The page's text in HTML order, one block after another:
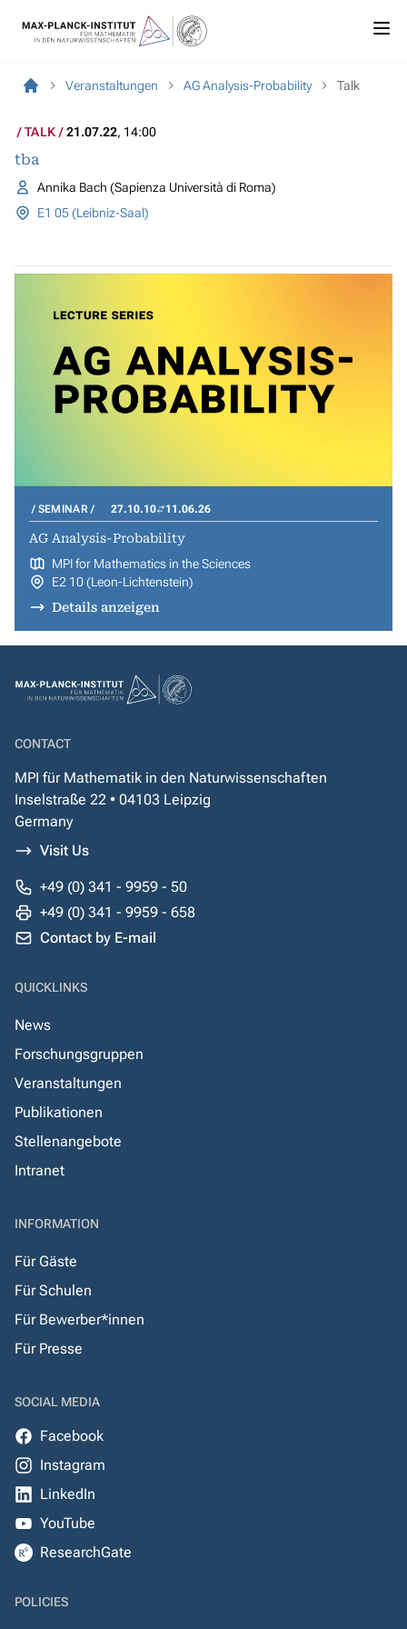
Veranstaltungen AG Analysis-Probability Talk
TALK 21.07.22, 14:00
tba
Annika Bach (Sapienza Università di Roma)
E1 05 (Leibniz-Saal)
SEMINAR 27.10.10 11.06.26
AG Analysis-Probability
MPI for Mathematics in the Sciences
E2 10 (Leon-Lichtenstein)
Details anzeigen
CONTACT
MPI für Mathematik in den Naturwissenschaften
Inselstraße 22 • 04103 Leipzig
Germany
Visit Us
+49 (0) 341 - 9959 - 50
+49 (0) 341 - 9959 - 658
Contact by E-mail
QUICKLINKS
News
Forschungsgruppen
Veranstaltungen
Publikationen
Stellenangebote
Intranet
INFORMATION
Für Gäste
Für Schulen
Für Bewerber*innen
Für Presse
SOCIAL MEDIA
Facebook
Instagram
LinkedIn
YouTube
ResearchGate
POLICIES